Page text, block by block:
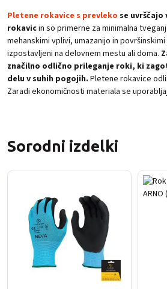
Pletene rokavice s prevleko se
rokavicin so primerne za minimalna
mehanskimi vplivi, umazanijo in
izpostavljeni na delovnem mestu ali doma.
značilno odlično prileganje roki, ki
delu v suhih pogojih. Pletene rokavice
Zaradi ekonomičnosti materiala se
Sorodni izdelki